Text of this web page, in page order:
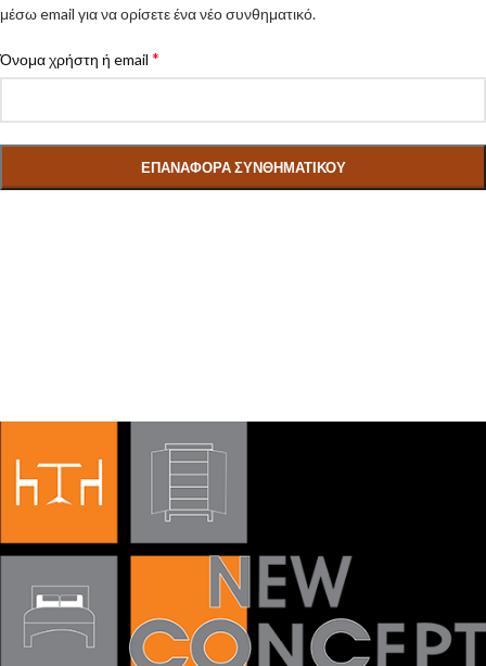
μέσω email για να ορίσετε ένα νέο συνθηματικό.
Όνομα χρήστη ή email *
ΕΠΑΝΑΦΟΡΆ ΣΥΝΘΗΜΑΤΙΚΟΎ